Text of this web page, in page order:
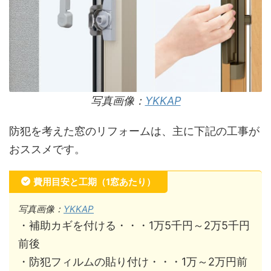
写真画像： YKKAP
防犯を考えた窓のリフォームは、主に下記の工事が
おススメです。
費用目安と工期（1窓あたり）
写真画像： YKKAP
・補助カギを付ける・・・1万5千円～2万5千円
前後
・防犯フィルムの貼り付け・・・1万～2万円前